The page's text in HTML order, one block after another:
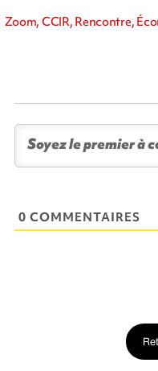
Zoom, CCIR, Rencontre,
0 COMMENTAIRES